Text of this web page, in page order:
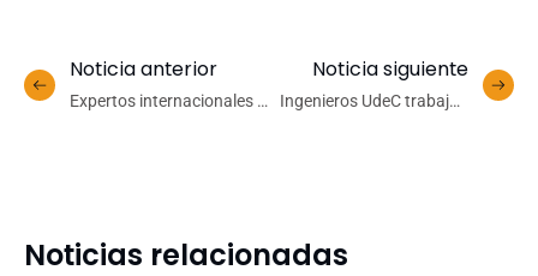
Noticia anterior
Expertos internacionales y
Noticia siguiente
Ingenieros UdeC trabajan
Noticias relacionadas